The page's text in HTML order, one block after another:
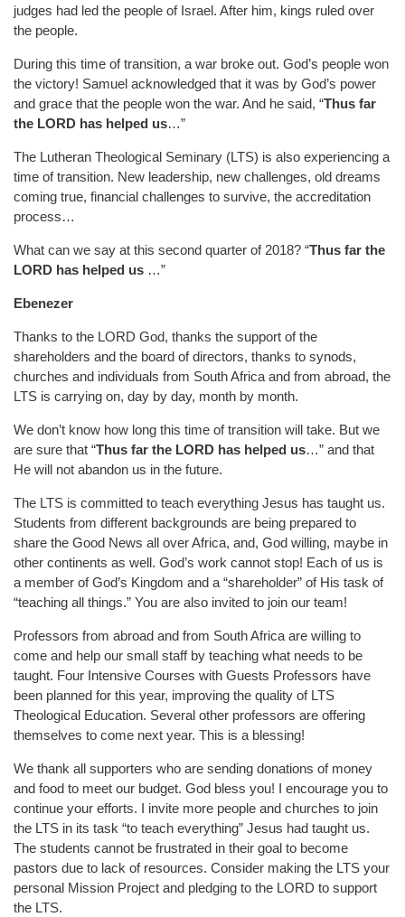
judges had led the people of Israel. After him, kings ruled over
the people.
During this time of transition, a war broke out. God’s people won
the victory! Samuel acknowledged that it was by God’s power
and grace that the people won the war. And he said, “Thus far
the LORD has helped us…”
The Lutheran Theological Seminary (LTS) is also experiencing a
time of transition. New leadership, new challenges, old dreams
coming true, financial challenges to survive, the accreditation
process…
What can we say at this second quarter of 2018? “Thus far the
LORD has helped us …”
Ebenezer
Thanks to the LORD God, thanks the support of the
shareholders and the board of directors, thanks to synods,
churches and individuals from South Africa and from abroad, the
LTS is carrying on, day by day, month by month.
We don’t know how long this time of transition will take. But we
are sure that “Thus far the LORD has helped us…” and that
He will not abandon us in the future.
The LTS is committed to teach everything Jesus has taught us.
Students from different backgrounds are being prepared to
share the Good News all over Africa, and, God willing, maybe in
other continents as well. God’s work cannot stop! Each of us is
a member of God’s Kingdom and a “shareholder” of His task of
“teaching all things.” You are also invited to join our team!
Professors from abroad and from South Africa are willing to
come and help our small staff by teaching what needs to be
taught. Four Intensive Courses with Guests Professors have
been planned for this year, improving the quality of LTS
Theological Education. Several other professors are offering
themselves to come next year. This is a blessing!
We thank all supporters who are sending donations of money
and food to meet our budget. God bless you! I encourage you to
continue your efforts. I invite more people and churches to join
the LTS in its task “to teach everything” Jesus had taught us.
The students cannot be frustrated in their goal to become
pastors due to lack of resources. Consider making the LTS your
personal Mission Project and pledging to the LORD to support
the LTS.